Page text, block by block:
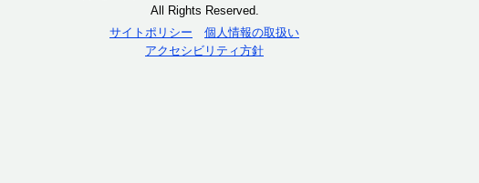
All Rights Reserved.
サイトポリシー
個人情報の取扱い
アクセシビリティ方針